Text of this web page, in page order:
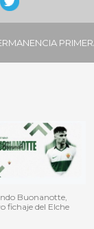
Buonanotte,
fichaje del Elche